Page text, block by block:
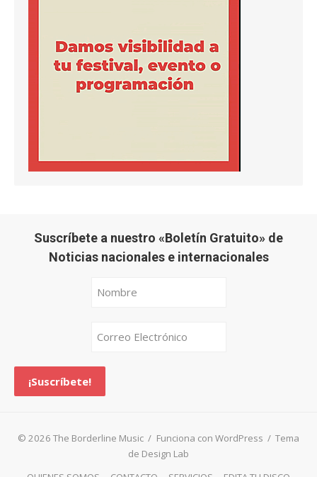
Suscríbete a nuestro «Boletín Gratuito» de
Noticias nacionales e internacionales
© 2026 The Borderline Music / Funciona con WordPress / Tema
de Design Lab